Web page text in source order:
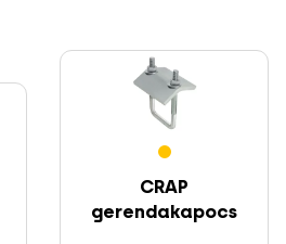
CRAP
gerendakapocs